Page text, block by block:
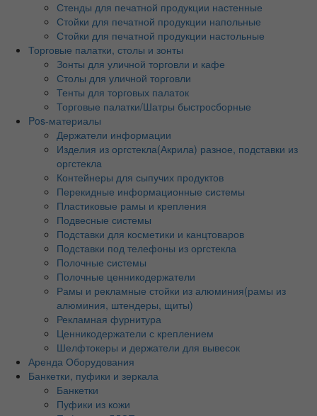
Стенды для печатной продукции настенные
Стойки для печатной продукции напольные
Стойки для печатной продукции настольные
Торговые палатки, столы и зонты
Зонты для уличной торговли и кафе
Столы для уличной торговли
Тенты для торговых палаток
Торговые палатки/Шатры быстросборные
Pos-материалы
Держатели информации
Изделия из оргстекла(Акрила) разное, подставки из
оргстекла
Контейнеры для сыпучих продуктов
Перекидные информационные системы
Пластиковые рамы и крепления
Подвесные системы
Подставки для косметики и канцтоваров
Подставки под телефоны из оргстекла
Полочные системы
Полочные ценникодержатели
Рамы и рекламные стойки из алюминия(рамы из
алюминия, штендеры, щиты)
Рекламная фурнитура
Ценникодержатели с креплением
Шелфтокеры и держатели для вывесок
Аренда Оборудования
Банкетки, пуфики и зеркала
Банкетки
Пуфики из кожи